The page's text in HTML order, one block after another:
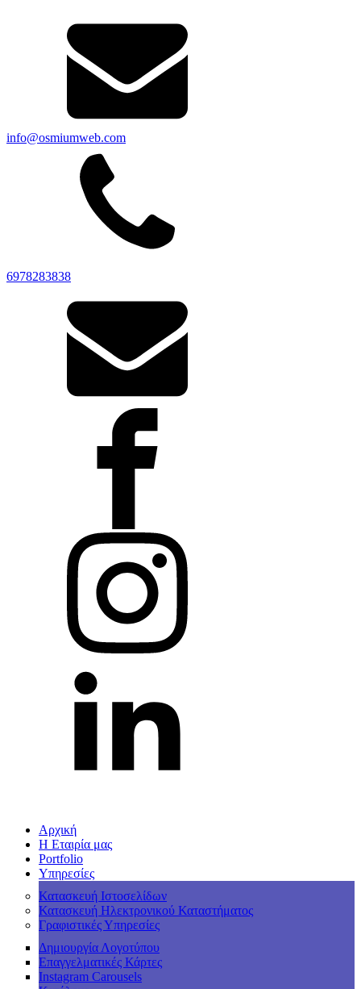
info@osmiumweb.com
6978283838
Αρχική
Η Εταιρία μας
Portfolio
Υπηρεσίες
Κατασκευή Ιστοσελίδων
Κατασκευή Ηλεκτρονικού Καταστήματος
Γραφιστικές Υπηρεσίες
Δημιουργία Λογοτύπου
Επαγγελματικές Κάρτες
Instagram Carousels